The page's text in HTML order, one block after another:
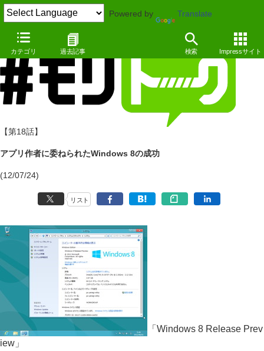
Powered by Translate
カテゴリ 過去記事 検索 Impressサイト
【第18話】
アプリ作者に委ねられたWindows 8の成功
(12/07/24)
リスト
「Windows 8 Release Prev
iew」